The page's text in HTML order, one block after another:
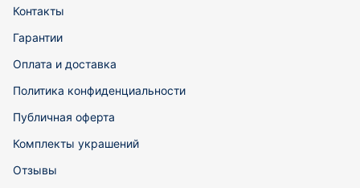
Контакты
Гарантии
Оплата и доставка
Политика конфиденциальности
Публичная оферта
Комплекты украшений
Отзывы